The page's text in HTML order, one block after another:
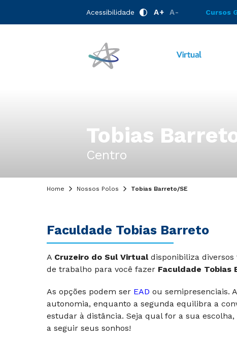
Acessibilidade A+ A- Cursos
Tobias
Centro
Home Nossos Polos Tobias Barreto/SE
Faculdade Tobias Barreto
A Cruzeiro do Sul Virtualdisponibiliza diversos
de trabalho para você fazer Faculdade Tobias
As opções podem ser EAD ou semipresenciais.
autonomia, enquanto a segunda equilibra a
estudar à distância. Seja qual for a sua
a seguir seus sonhos!